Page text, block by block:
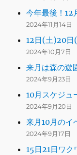
今年最後！12
2024年11月14日
12日(土)20
2024年10月7日
来月は森の遊
2024年9月23日
10月スケジュ
2024年9月20日
来月10月のイ
2024年9月17日
15日21日ワク